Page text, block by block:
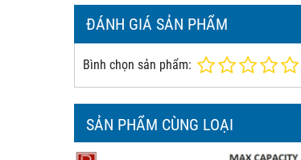
ĐÁNH GIÁ SẢN PHẨM
Bình chọn sản phẩm:
SẢN PHẨM CÙNG LOẠI